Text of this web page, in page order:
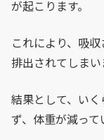
が起こります。
これにより、吸
排出されてしまい
結果として、い
ず、体重が減って